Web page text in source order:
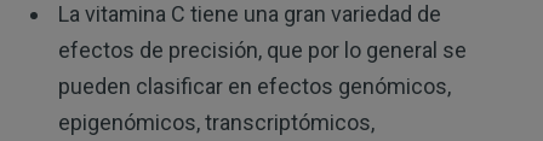
La vitamina C tiene una gran variedad de
efectos de precisión, que por lo general se
pueden clasificar en efectos genómicos,
epigenómicos, transcriptómicos,